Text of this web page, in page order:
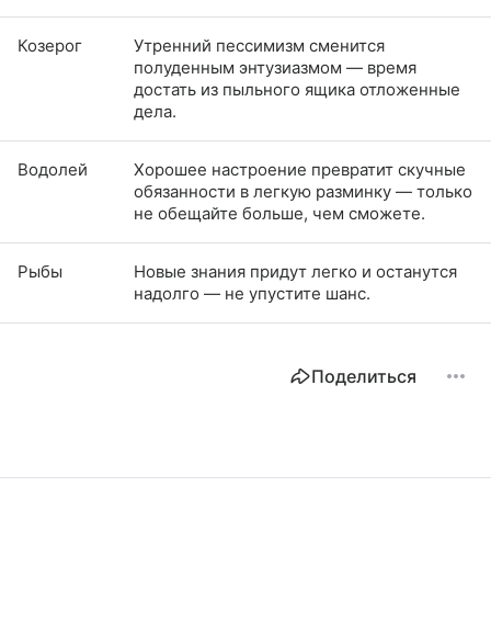
Козерог
Утренний пессимизм сменится
полуденным энтузиазмом — время
достать из пыльного ящика отложенные
дела.
Водолей
Хорошее настроение превратит скучные
обязанности в легкую разминку — только
не обещайте больше, чем сможете.
Рыбы
Новые знания придут легко и останутся
надолго — не упустите шанс.
Поделиться